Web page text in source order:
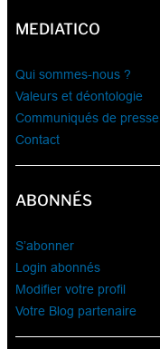
MEDIATICO
Qui sommes-nous ?
Valeurs et déontologie
Communiqués de presse
Contact
ABONNÉS
S’abonner
Login abonnés
Modifier votre profil
Votre Blog partenaire